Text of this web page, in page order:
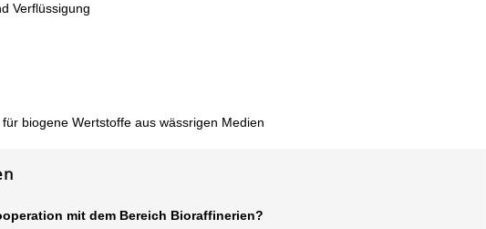
Verflüssigung
biogene Wertstoffe aus wässrigen Medien
mit dem Bereich Bioraffinerien?